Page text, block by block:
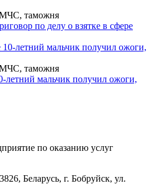
таможня
по делу о взятке в сфере
таможня
летний мальчик получил ожоги,
по оказанию услуг
Беларусь, г. Бобруйск, ул.